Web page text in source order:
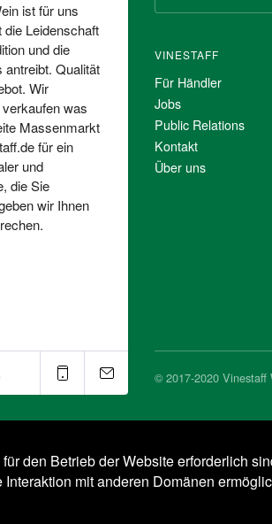
ist für uns
Leidenschaft
und die
antreibt. Qualität
Wir
was
Massenmarkt
für ein
und
die Sie
wir Ihnen
VINESTAFF
Für Händler
Jobs
Public Relations
Kontakt
Über uns
© 2017-2020 Vinestaff
den Betrieb der Website erforderlich
mit anderen Domänen